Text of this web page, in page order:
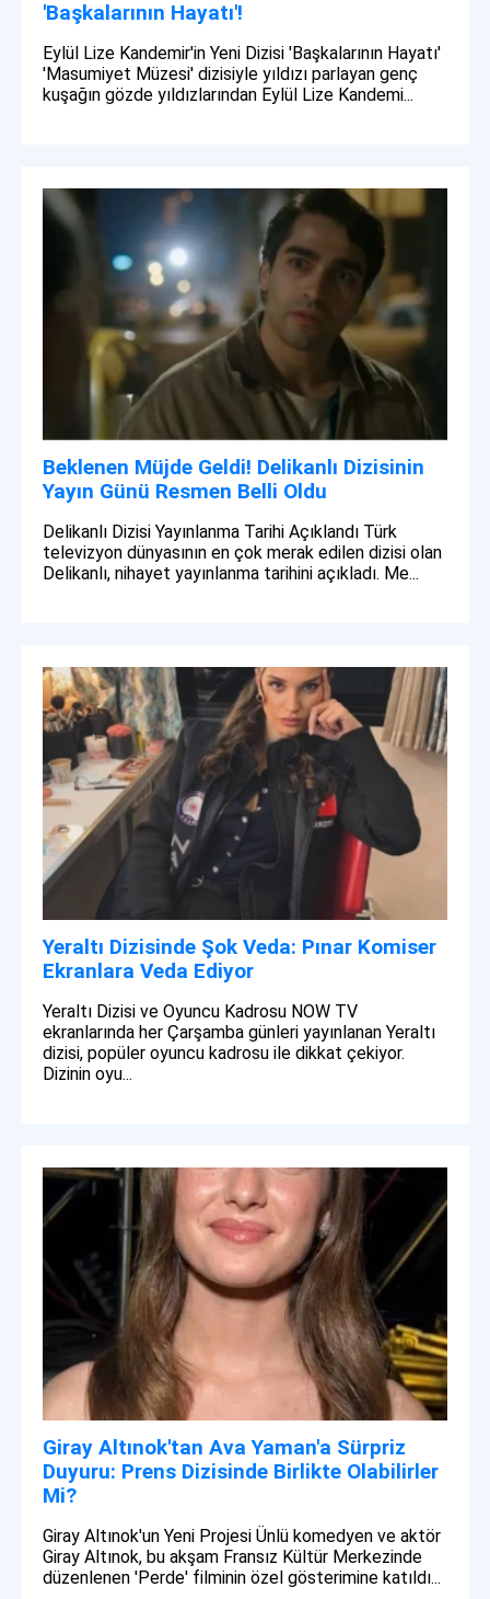
'Başkalarının Hayatı'!
Eylül Lize Kandemir'in Yeni Dizisi 'Başkalarının Hayatı'
'Masumiyet Müzesi' dizisiyle yıldızı parlayan genç
kuşağın gözde yıldızlarından Eylül Lize Kandemi...
Beklenen Müjde Geldi! Delikanlı Dizisinin
Yayın Günü Resmen Belli Oldu
Delikanlı Dizisi Yayınlanma Tarihi Açıklandı Türk
televizyon dünyasının en çok merak edilen dizisi olan
Delikanlı, nihayet yayınlanma tarihini açıkladı. Me...
Yeraltı Dizisinde Şok Veda: Pınar Komiser
Ekranlara Veda Ediyor
Yeraltı Dizisi ve Oyuncu Kadrosu NOW TV
ekranlarında her Çarşamba günleri yayınlanan Yeraltı
dizisi, popüler oyuncu kadrosu ile dikkat çekiyor.
Dizinin oyu...
Giray Altınok'tan Ava Yaman'a Sürpriz
Duyuru: Prens Dizisinde Birlikte Olabilirler
Mi?
Giray Altınok'un Yeni Projesi Ünlü komedyen ve aktör
Giray Altınok, bu akşam Fransız Kültür Merkezinde
düzenlenen 'Perde' filminin özel gösterimine katıldı...